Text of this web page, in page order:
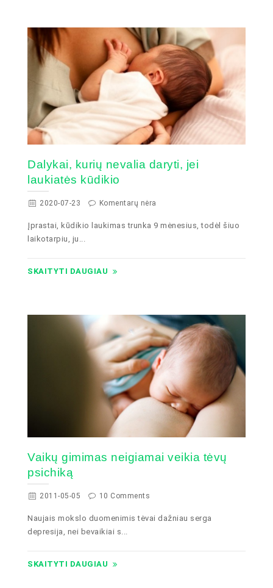
Dalykai, kurių nevalia daryti, jei
laukiatės kūdikio
2020-07-23 Komentarų nėra
Įprastai, kūdikio laukimas trunka 9 mėnesius, todėl šiuo
laikotarpiu, ju...
SKAITYTI DAUGIAU
Vaikų gimimas neigiamai veikia tėvų
psichiką
2011-05-05 10 Comments
Naujais mokslo duomenimis tėvai dažniau serga
depresija, nei bevaikiai s...
SKAITYTI DAUGIAU